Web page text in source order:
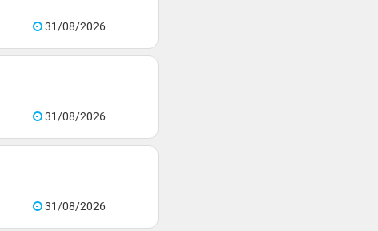
31/08/2026
31/08/2026
31/08/2026